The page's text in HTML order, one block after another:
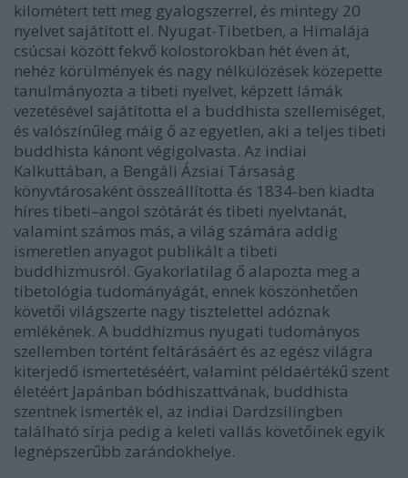
kilométert tett meg gyalogszerrel, és mintegy 20
nyelvet sajátított el. Nyugat-Tibetben, a Himalája
csúcsai között fekvő kolostorokban hét éven át,
nehéz körülmények és nagy nélkülözések közepette
tanulmányozta a tibeti nyelvet, képzett lámák
vezetésével sajátította el a buddhista szellemiséget,
és valószínűleg máig ő az egyetlen, aki a teljes tibeti
buddhista kánont végigolvasta. Az indiai
Kalkuttában, a Bengáli Ázsiai Társaság
könyvtárosaként összeállította és 1834-ben kiadta
híres tibeti–angol szótárát és tibeti nyelvtanát,
valamint számos más, a világ számára addig
ismeretlen anyagot publikált a tibeti
buddhizmusról. Gyakorlatilag ő alapozta meg a
tibetológia tudományágát, ennek köszönhetően
követői világszerte nagy tisztelettel adóznak
emlékének. A buddhizmus nyugati tudományos
szellemben történt feltárásáért és az egész világra
kiterjedő ismertetéséért, valamint példaértékű szent
életéért Japánban bódhiszattvának, buddhista
szentnek ismerték el, az indiai Dardzsilingben
található sírja pedig a keleti vallás követőinek egyik
legnépszerűbb zarándokhelye.